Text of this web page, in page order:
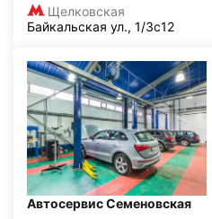
Щелковская
Байкальская ул., 1/3с12
Автосервис Семеновская